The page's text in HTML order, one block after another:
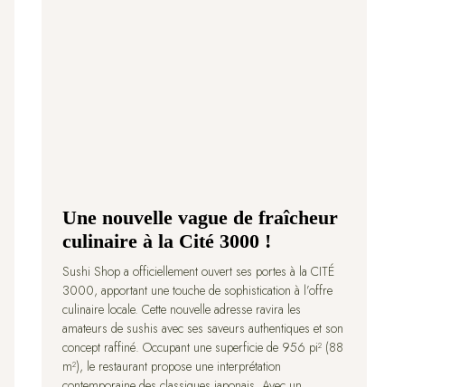
Une nouvelle vague de fraîcheur
culinaire à la Cité 3000 !
Sushi Shop a officiellement ouvert ses portes à la CITÉ
3000, apportant une touche de sophistication à l’offre
culinaire locale. Cette nouvelle adresse ravira les
amateurs de sushis avec ses saveurs authentiques et son
concept raffiné. Occupant une superficie de 956 pi² (88
m²), le restaurant propose une interprétation